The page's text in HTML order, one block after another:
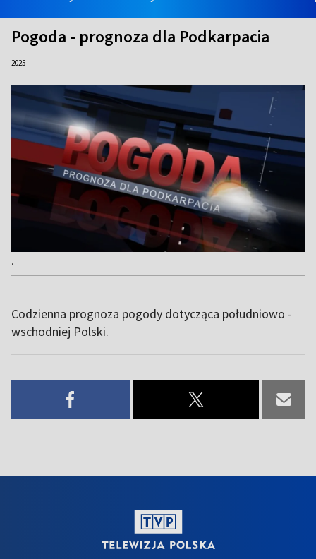
Pogoda - prognoza dla Podkarpacia
2025
.
Codzienna prognoza pogody dotycząca południowo -
wschodniej Polski.